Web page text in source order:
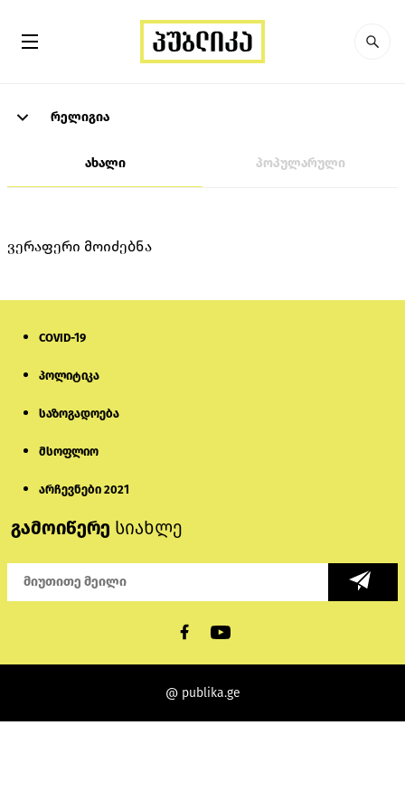
რელიგია
ახალი პოპულარული
ვერაფერი მოიძებნა
COVID-19
პოლიტიკა
საზოგადოება
მსოფლიო
არჩევნები 2021
გამოიწერე სიახლე
@ publika.ge